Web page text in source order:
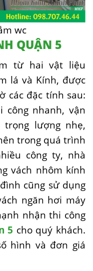
wc
QUẬN 5
từ hai vật liệu
lá và Kính, được
các đặc tính sau:
công nhanh, vận
lượng nhẹ,
trong quá trình
công ty, nhà
vách nhôm kính
cũng sử dụng
ngăn hơi máy
nhận thi công
5 cho quý khách.
hình và đơn giá